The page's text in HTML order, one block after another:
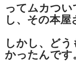
ってムカつ
し、その本屋
しかし、ど
かったんです